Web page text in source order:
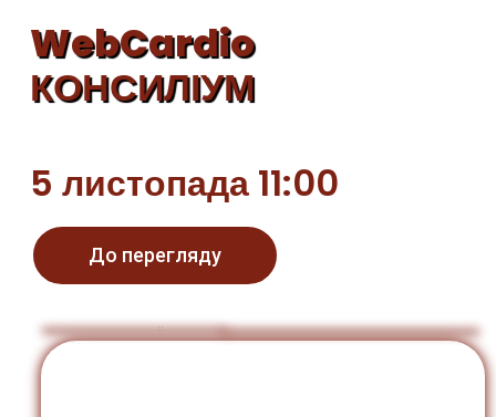
WebCardio
КОНСИЛІУМ
5 листопада 11:00
До перегляду